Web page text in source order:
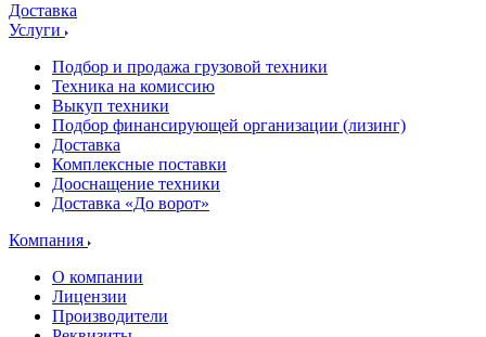
Доставка
Услуги
Подбор и продажа грузовой техники
Техника на комиссию
Выкуп техники
Подбор финансирующей организации (лизинг)
Доставка
Комплексные поставки
Дооснащение техники
Доставка «До ворот»
Компания
О компании
Лицензии
Производители